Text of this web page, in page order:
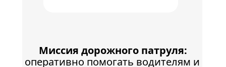
Миссия дорожного патруля:
оперативно помогать водителям и